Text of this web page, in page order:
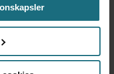
og
– Det er
å være